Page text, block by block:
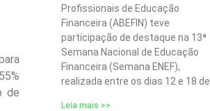
de
Profissionais de Educação
Financeira (ABEFIN) teve
participação de destaque na 13ª
Semana Nacional de Educação
Financeira (Semana ENEF),
realizada entre os dias 12 e 18 de
Leia mais >>